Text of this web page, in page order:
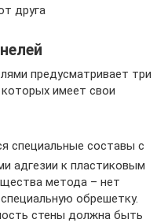
друга
предусматривает три
имеет свои
специальные составы с
адгезии к пластиковым
метода – нет
обрешетку.
стены должна быть